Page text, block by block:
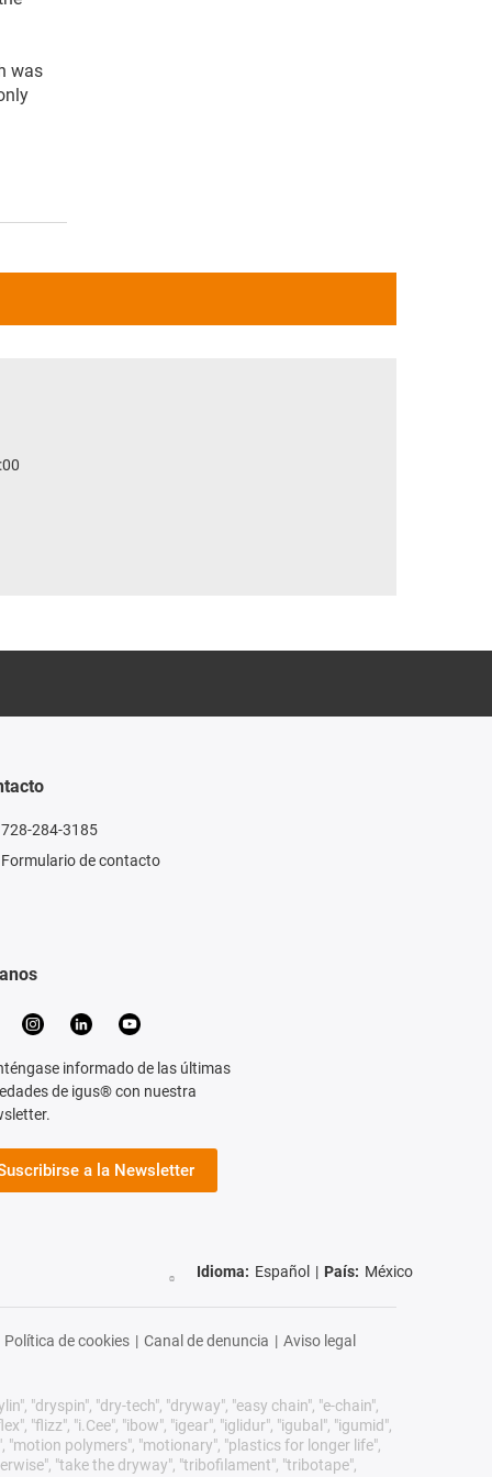
was
728-284-3185
Formulario de contacto
informado de las últimas
de igus® con nuestra
a la Newsletter
Idioma: Español | País: México
Política de cookies | Canal de denuncia | Aviso legal
"dryspin", "dry-tech", "dryway", "easy chain", "e-chain",
"flizz", "i.Cee", "ibow", "igear", "iglidur", "igubal", "igumid",
"motion polymers", "motionary", "plastics for longer life",
"take the dryway", "tribofilament", "tribotape",